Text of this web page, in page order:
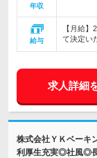
年収
給与
【月給
て決定い
求人詳細
株式会社ＹＫベーキ
利厚生充実◎社風◎